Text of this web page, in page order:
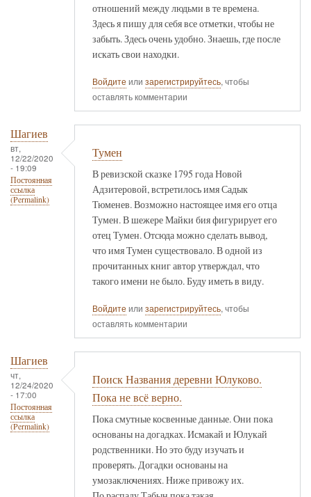
отношений между людьми в те времена.
Здесь я пишу для себя все отметки, чтобы не
забыть. Здесь очень удобно. Знаешь, где после
искать свои находки.
Войдите или зарегистрируйтесь, чтобы
оставлять комментарии
Шагиев
вт,
12/22/2020
- 19:09
Постоянная
ссылка
(Permalink)
Тумен
В ревизской сказке 1795 года Новой
Адзитеровой, встретилось имя Садык
Тюменев. Возможно настоящее имя его отца
Тумен. В шежере Майки бия фигурирует его
отец Тумен. Отсюда можно сделать вывод,
что имя Тумен существовало. В одной из
прочитанных книг автор утверждал, что
такого имени не было. Буду иметь в виду.
Войдите или зарегистрируйтесь, чтобы
оставлять комментарии
Шагиев
чт,
12/24/2020
- 17:00
Постоянная
ссылка
(Permalink)
Поиск Названия деревни Юлуково.
Пока не всё верно.
Пока смутные косвенные данные. Они пока
основаны на догадках. Исмакай и Юлукай
родственники. Но это буду изучать и
проверять. Догадки основаны на
умозаключениях. Ниже привожу их.